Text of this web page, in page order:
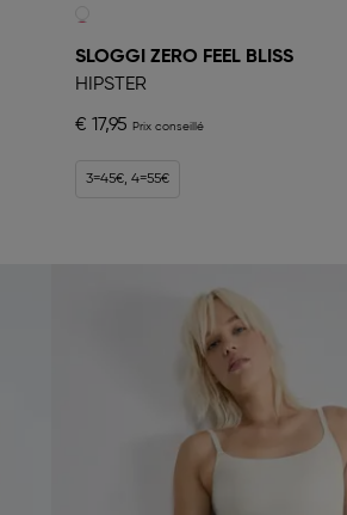
SLOGGI ZERO FEEL BLISS
HIPSTER
€ 17,95
3=45€, 4=55€